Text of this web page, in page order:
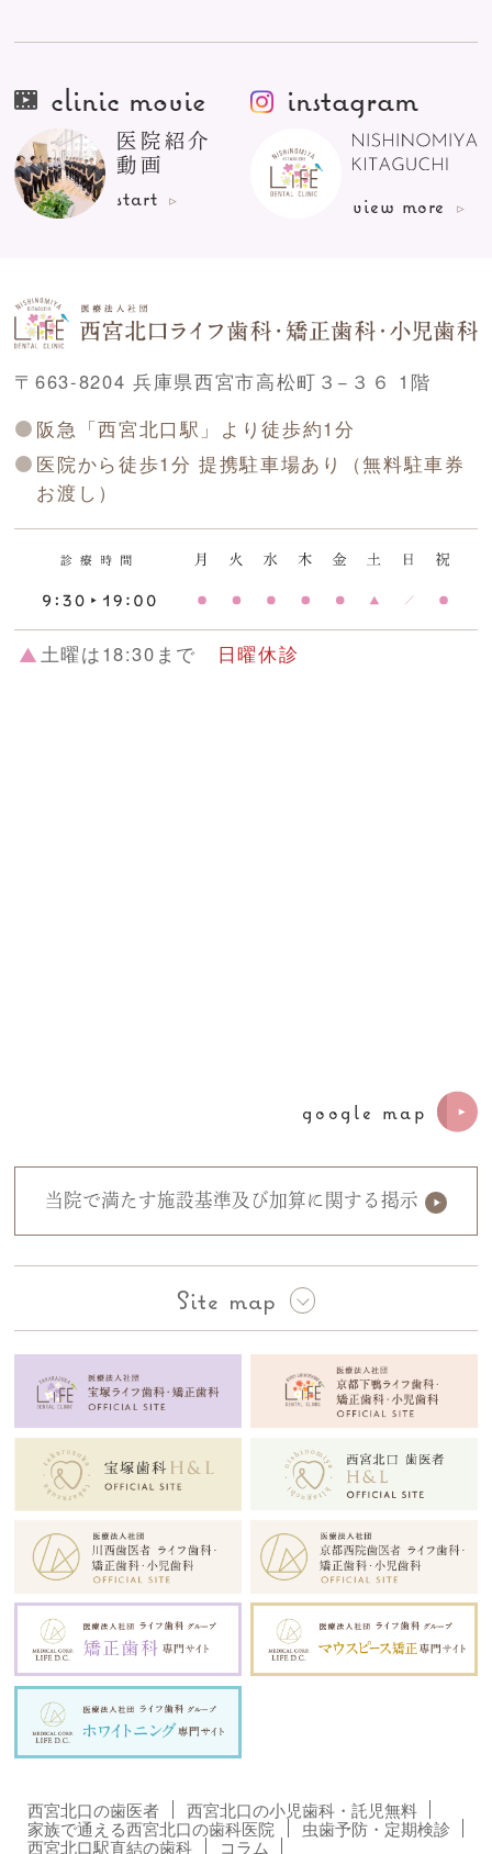
clinic movie
医院紹介
動画
start
instagram
view more
〒663-8204 兵庫県西宮市高松町３−３６ 1階
阪急「西宮北口駅」より徒歩約1分
医院から徒歩1分 提携駐車場あり（無料駐車券
お渡し）
土曜は18:30まで 日曜休診
google map
当院で満たす施設基準及び加算に関する掲示
Site map
西宮北口の歯医者
西宮北口の小児歯科・託児無料
家族で通える西宮北口の歯科医院
虫歯予防・定期検診
西宮北口駅直結の歯科
コラム